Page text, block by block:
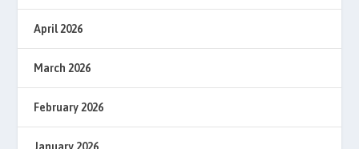
April 2026
March 2026
February 2026